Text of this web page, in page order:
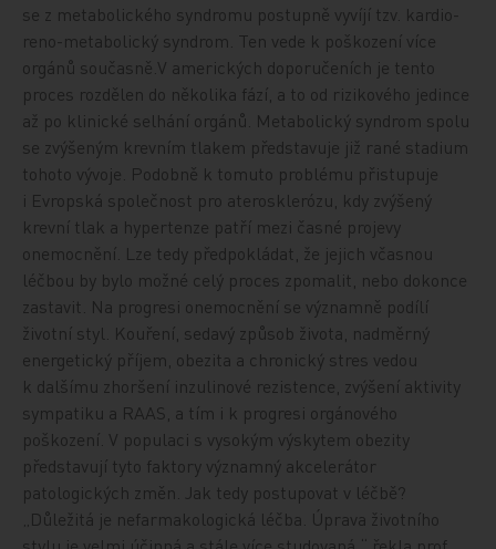
se z metabolického syndromu postupně vyvíjí tzv. kardio-
reno-metabolický syndrom. Ten vede k poškození více
orgánů současně.V amerických doporučeních je tento
proces rozdělen do několika fází, a to od rizikového jedince
až po klinické selhání orgánů. Metabolický syndrom spolu
se zvýšeným krevním tlakem představuje již rané stadium
tohoto vývoje. Podobně k tomuto problému přistupuje
i Evropská společnost pro aterosklerózu, kdy zvýšený
krevní tlak a hypertenze patří mezi časné projevy
onemocnění. Lze tedy předpokládat, že jejich včasnou
léčbou by bylo možné celý proces zpomalit, nebo dokonce
zastavit. Na progresi onemocnění se významně podílí
životní styl. Kouření, sedavý způsob života, nadměrný
energetický příjem, obezita a chronický stres vedou
k dalšímu zhoršení inzulinové rezistence, zvýšení aktivity
sympatiku a RAAS, a tím i k progresi orgánového
poškození. V populaci s vysokým výskytem obezity
představují tyto faktory významný akcelerátor
patologických změn. Jak tedy postupovat v léčbě?
„Důležitá je nefarmakologická léčba. Úprava životního